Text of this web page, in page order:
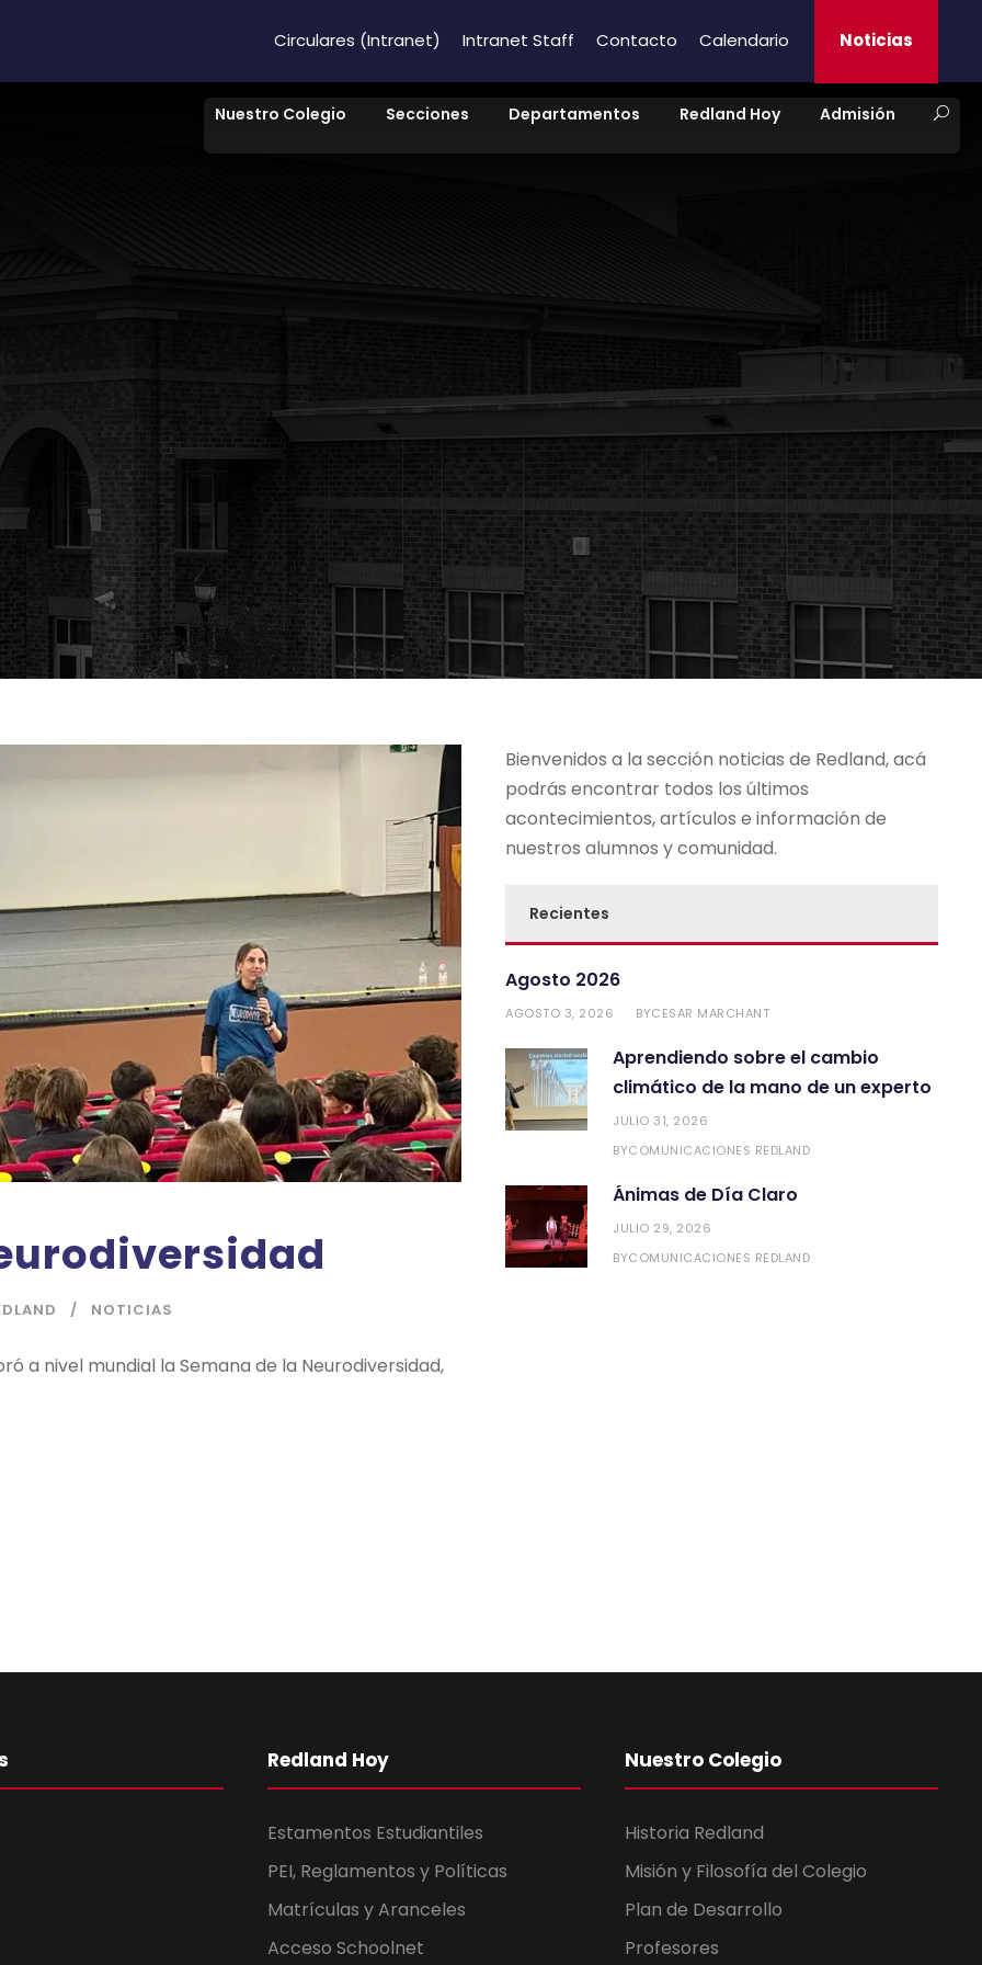
Circulares (Intranet) Intranet Staff Contacto Calendario Noticias
Nuestro Colegio Secciones Departamentos Redland Hoy Admisión
NOTICIAS
a nivel mundial la Semana de la Neurodiversidad,
Bienvenidos a la sección noticias de Redland, acá
podrás encontrar todos los últimos
acontecimientos, artículos e información de
nuestros alumnos y comunidad.
Recientes
Agosto 2026
AGOSTO 3, 2026 BYCESAR MARCHANT
Aprendiendo sobre el cambio
climático de la mano de un experto
JULIO 31, 2026
BYCOMUNICACIONES REDLAND
Ánimas de Día Claro
JULIO 29, 2026
BYCOMUNICACIONES REDLAND
Redland Hoy
Estamentos Estudiantiles
PEI, Reglamentos y Políticas
Matrículas y Aranceles
Acceso Schoolnet
Nuestro Colegio
Historia Redland
Misión y Filosofía del Colegio
Plan de Desarrollo
Profesores